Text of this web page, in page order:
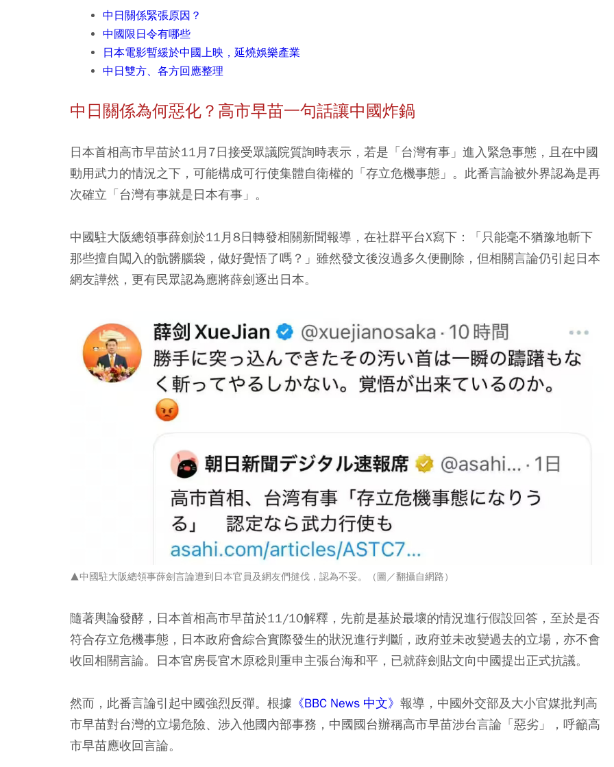
中日關係緊張原因？
中國限日令有哪些
日本電影暫緩於中國上映，延燒娛樂產業
中日雙方、各方回應整理
中日關係為何惡化？高市早苗一句話讓中國炸鍋
日本首相高市早苗於11月7日接受眾議院質詢時表示， 若是「台灣有事」進入緊急事態，且在中國
動用武力的情況之下，可能構成可行使集體自衛權的「存立危機事態」。 此番言論被外界認為是再
次確立「台灣有事就是日本有事」。
中國駐大阪總領事薛劍於11月8日轉發相關新聞報導，在社群平台X寫下：「只能毫不猶豫地斬下
那些擅自闖入的骯髒腦袋，做好覺悟了嗎？」雖然發文後沒過多久便刪除，但相關言論仍引起日本
網友譁然，更有民眾認為應將薛劍逐出日本。
▲中國駐大阪總領事薛劍言論遭到日本官員及網友們撻伐，認為不妥。（圖／翻攝自網路）
隨著輿論發酵，日本首相高市早苗於11/10解釋，先前是基於最壞的情況進行假設回答，至於是否
符合存立危機事態，日本政府會綜合實際發生的狀況進行判斷，政府並未改變過去的立場，亦不會
收回相關言論。日本官房長官木原稔則重申主張台海和平，已就薛劍貼文向中國提出正式抗議。
然而，此番言論引起中國強烈反彈。根據 《BBC News 中文》 報導，中國外交部及大小官媒批判高
市早苗對台灣的立場危險、涉入他國內部事務，中國國台辦稱高市早苗涉台言論「惡劣」，呼籲高
市早苗應收回言論。